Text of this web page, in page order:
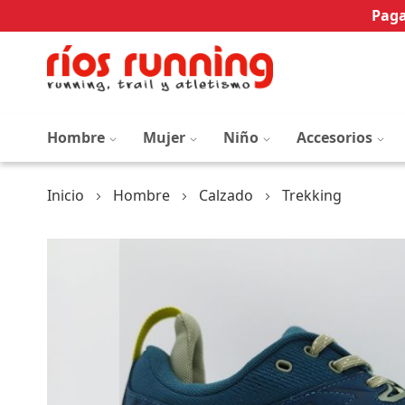
Hombre Mujer Niño Accesorios
Inicio Hombre Calzado Trekking
Saltar